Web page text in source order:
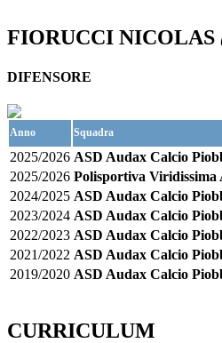
FIORUCCI NICOLAS
DIFENSORE
Anno Squadra
2025/2026 ASD Audax Calcio
2025/2026 Polisportiva Viridissima
2024/2025 ASD Audax Calcio
2023/2024 ASD Audax Calcio
2022/2023 ASD Audax Calcio
2021/2022 ASD Audax Calcio
2019/2020 ASD Audax Calcio
CURRICULUM